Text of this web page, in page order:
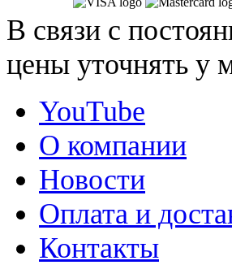
В связи с
цены уточнять у
YouTube
О компании
Новости
Оплата и
Контакты